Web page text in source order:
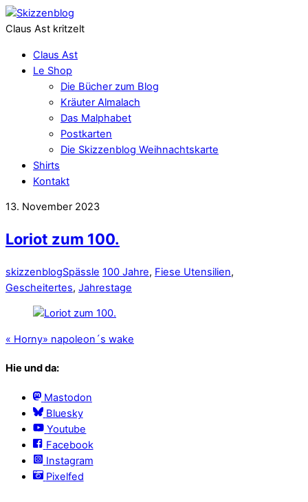
Claus Ast kritzelt
Claus Ast
Le Shop
Die Bücher zum Blog
Kräuter Almalach
Das Malphabet
Postkarten
Die Skizzenblog Weihnachtskarte
Shirts
Kontakt
13. November 2023
Loriot zum 100.
skizzenblogSpässle 100 Jahre, Fiese Utensilien,
Gescheitertes, Jahrestage
« Horny» napoleon´s wake
Hie und da:
Mastodon
Bluesky
Youtube
Facebook
Instagram
Pixelfed